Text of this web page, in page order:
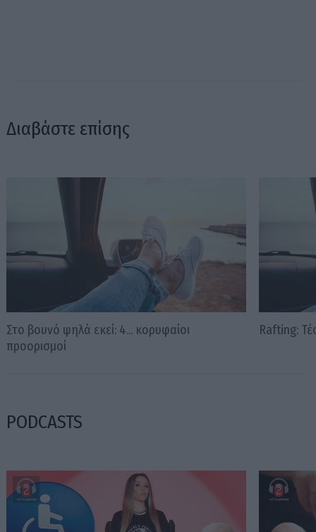
Διαβάστε επίσης
Στο βουνό ψηλά εκεί: 4... κορυφαίοι
προορισμοί
Rafting:
PODCASTS